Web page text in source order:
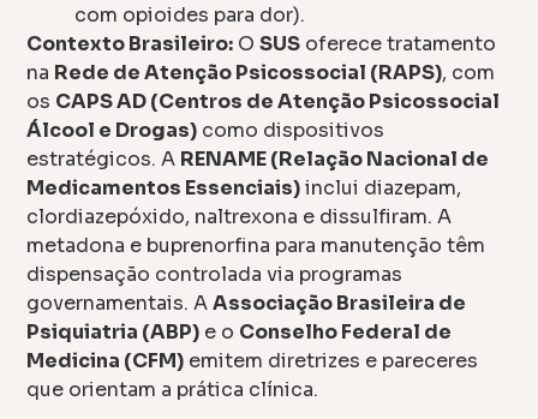
com opioides para dor).
Contexto Brasileiro: OSUS oferece tratamento
na Rede de Atenção Psicossocial (RAPS), com
os CAPS AD (Centros de Atenção Psicossocial
Álcool e Drogas) como dispositivos
estratégicos. A RENAME (Relação Nacional de
Medicamentos Essenciais)inclui diazepam,
clordiazepóxido, naltrexona e dissulfiram. A
metadona e buprenorfina para manutenção têm
dispensação controlada via programas
governamentais. AAssociação Brasileira de
Psiquiatria (ABP) e o Conselho Federal de
Medicina (CFM) emitem diretrizes e pareceres
que orientam a prática clínica.